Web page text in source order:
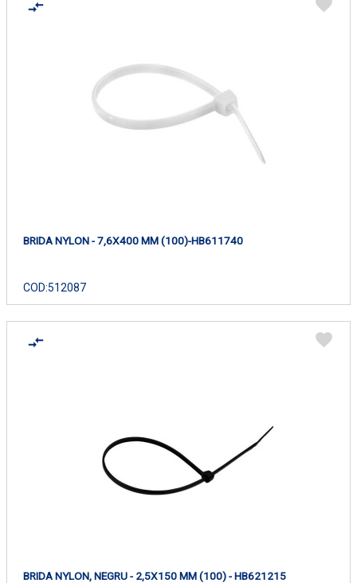
BRIDA NYLON - 7,6X400 MM (100)-HB611740
COD:512087
BRIDA NYLON, NEGRU - 2,5X150 MM (100) - HB621215